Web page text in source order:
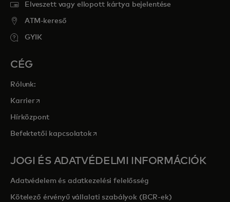
Elveszett vagy ellopott kártya bejelentése
ATM-kereső
GYIK
CÉG
Rólunk:
Karrieropens in a new tab
Hírközpont
Befektetői kapcsolatokopens in a new tab
JOGI ÉS ADATVÉDELMI INFORMÁCIÓK
Adatvédelem és adatkezelési felelősség
Kötelező érvényű vállalati szabályok (BCR-ek)